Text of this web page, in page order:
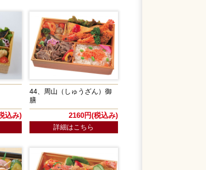
込み)
44、周山（しゅうざん）御
膳
2160円(税込み)
詳細はこちら